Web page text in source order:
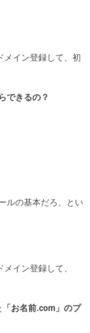
メイン登録して、初
できるの？
ルの基本だろ、とい
イン登録して、
「お名前.com」のプ